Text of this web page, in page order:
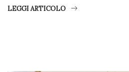
LEGGI ARTICOLO